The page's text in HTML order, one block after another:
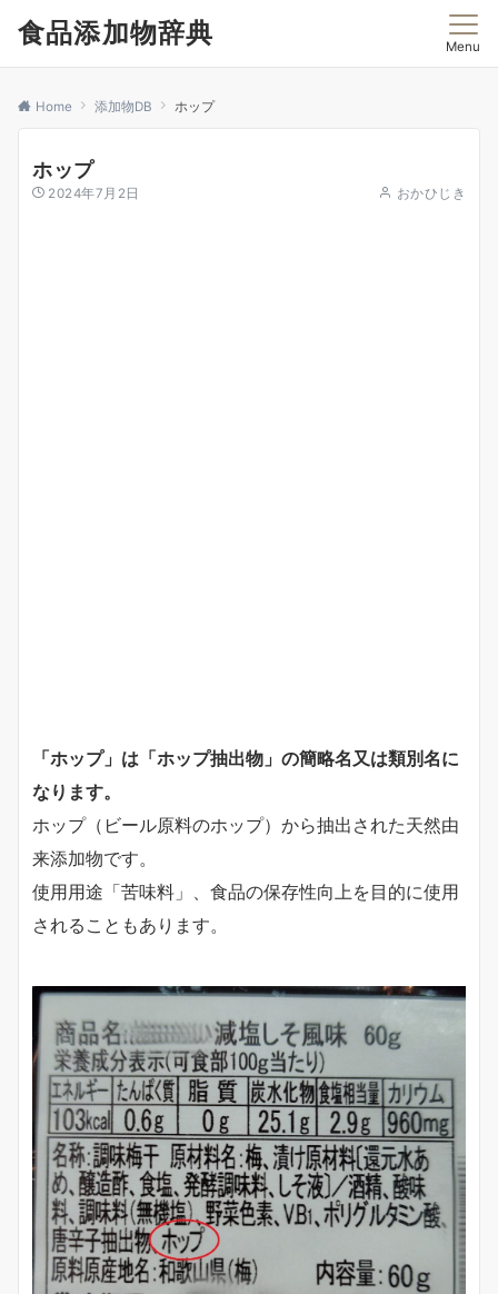
食品添加物辞典 Menu
Home 添加物DB ホップ
ホップ
2024年7月2日 おかひじき
「ホップ」は「ホップ抽出物」の簡略名又は類別名に
なります。
ホップ（ビール原料のホップ）から抽出された天然由
来添加物です。
使用用途「苦味料」、食品の保存性向上を目的に使用
されることもあります。